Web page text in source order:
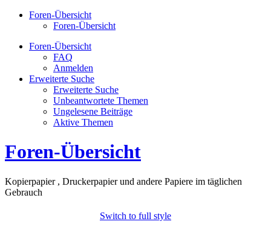
Foren-Übersicht
Foren-Übersicht
Foren-Übersicht
FAQ
Anmelden
Erweiterte Suche
Erweiterte Suche
Unbeantwortete Themen
Ungelesene Beiträge
Aktive Themen
Foren-Übersicht
Kopierpapier , Druckerpapier und andere Papiere im täglichen
Gebrauch
Switch to full style